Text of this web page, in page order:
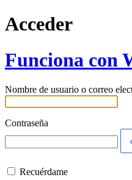
Acceder
Funciona con
Nombre de usuario o correo
Contraseña
Recuérdame